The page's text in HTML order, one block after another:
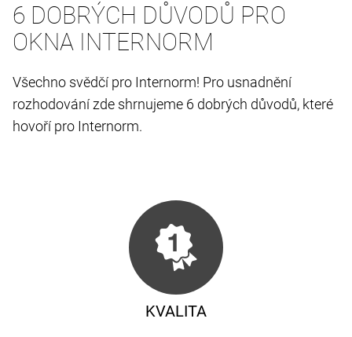
6 DOBRÝCH DŮVODŮ PRO
OKNA INTERNORM
Všechno svědčí pro Internorm! Pro usnadnění
rozhodování zde shrnujeme 6 dobrých důvodů, které
hovoří pro Internorm.
KVALITA